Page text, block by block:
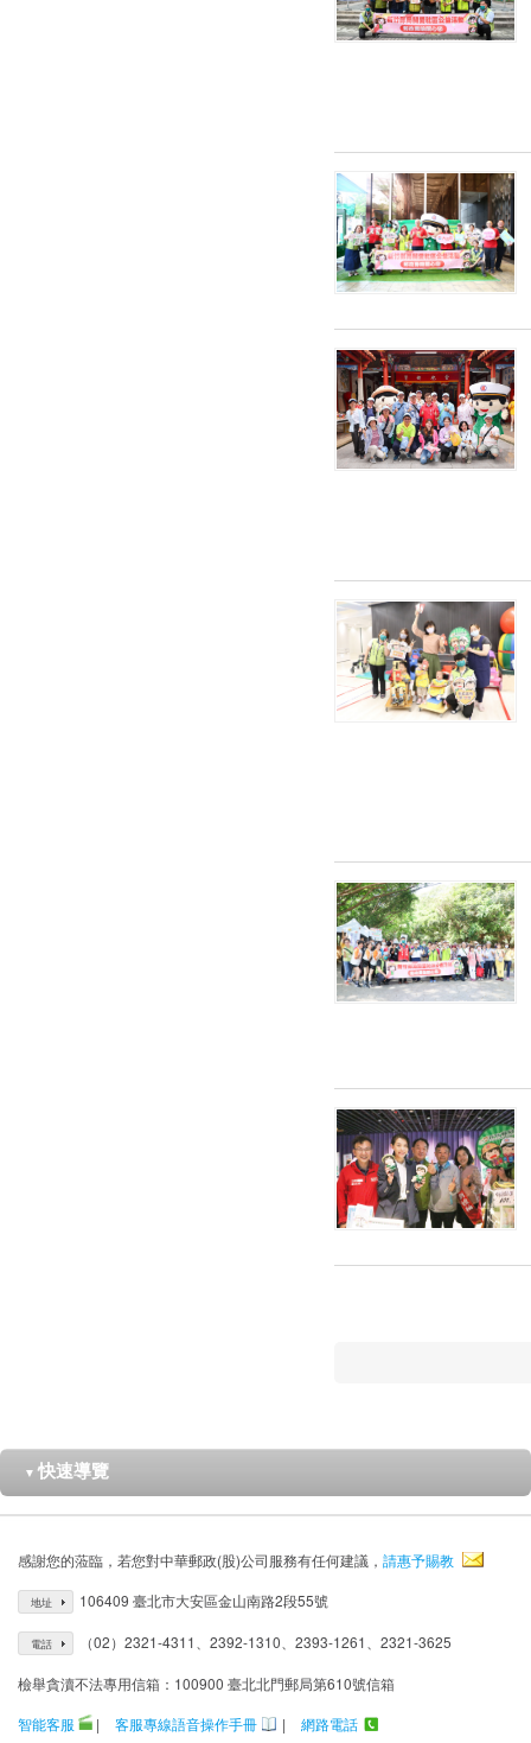
▼ 快速導覽
感謝您的蒞臨，若您對中華郵政(股)公司服務有任何建議， 請惠予賜教
地址 106409 臺北市大安區金山南路2段55號
電話 （02）2321-4311、2392-1310、2393-1261、2321-3625
檢舉貪瀆不法專用信箱：100900 臺北北門郵局第610號信箱
智能客服
| 客服專線語音操作手冊 | 網路電話